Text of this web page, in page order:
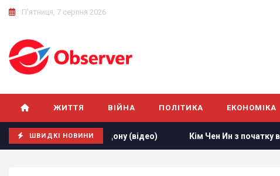
П'ятниця, 7 серпня 2026
ЖИТТЯ ВІЙНА ПОЛІТИКА ЕКОНОМІКА
ШВИДКІ НОВИНИ
кордону (відео) Кім Чен Ин з початку війни в Україні